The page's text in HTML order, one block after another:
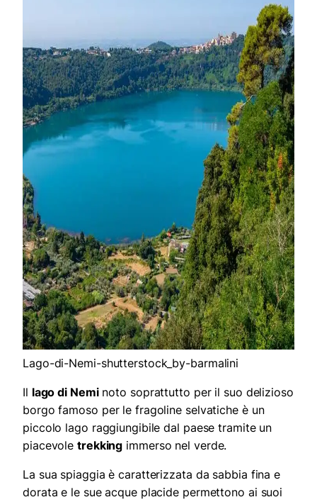
Lago-di-Nemi-shutterstock_by-barmalini
Il lago di Neminoto soprattutto per il suo delizioso
borgo famoso per le fragoline selvatiche è un
piccolo lago raggiungibile dal paese tramite un
piacevoletrekking immerso nel verde.
La sua spiaggia è caratterizzata da sabbia fina e
dorata e le sue acque placide permettono ai suoi